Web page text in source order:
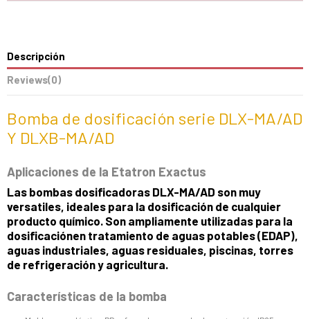
Descripción
Reviews(0)
Bomba de dosificación serie DLX-MA/AD
Y DLXB-MA/AD
Aplicaciones de la Etatron Exactus
Las bombas dosificadoras DLX-MA/AD son muy
versatiles, ideales para la dosificación de cualquier
producto químico. Son ampliamente utilizadas para la
dosificaciónen tratamiento de aguas potables (EDAP),
aguas industriales, aguas residuales, piscinas, torres
de refrigeración y agricultura.
Características de la bomba